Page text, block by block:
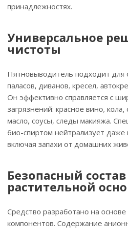
принадлежностях.
Универсальное
чистоты
Пятновыводитель подходит для
паласов, диванов, кресел,
Он эффективно справляется с
загрязнений: красное вино,
масло, соусы, следы макияжа.
био-спиртом нейтрализует даже
включая запахи от домашних
Безопасный
растительной
Средство разработано на
компонентов. Содержание